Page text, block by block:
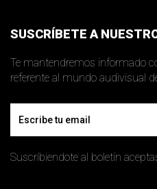
SUSCRÍBETE A
Te mantendremos informado
Suscríbiendote al boletín